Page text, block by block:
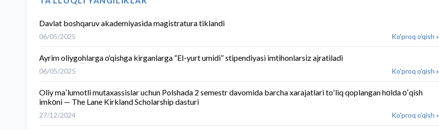
Davlat boshqaruv akademiyasida magistratura tiklandi
06/05/2025 Ko'proq o'qish »
Ayrim oliygohlarga o‘qishga kirganlarga “El-yurt umidi” stipendiyasi imtihonlarsiz ajratiladi
06/05/2025 Ko'proq o'qish »
Oliy maʼlumotli mutaxassislar uchun Polshada 2 semestr davomida barcha xarajatlari toʻliq qoplangan hоlda оʼqish
imkоni — The Lane Kirkland Scholarship dasturi
27/12/2024 Ko'proq o'qish »